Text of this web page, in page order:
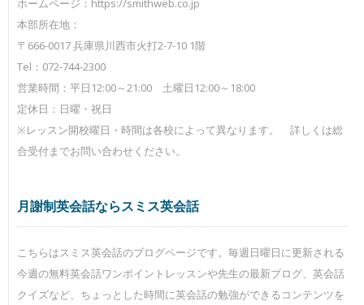
ホームページ：https://smithweb.co.jp
本部所在地：
〒666-0017 兵庫県川西市火打2-7-10 1階
Tel：072-744-2300
営業時間：平日12:00～21:00 土曜日12:00～18:00
定休日：日曜・祝日
※レッスン開校曜日・時間は各校によって異なります。 詳しくは総
合受付までお問い合わせください。
月謝制英会話ならスミス英会話
こちらはスミス英会話のブログページです。毎週日曜日に更新される
今週の無料英会話ワンポイントレッスンや先生の最新ブログ、英会話
クイズなど、ちょっとした時間に英会話の勉強ができるコンテンツを